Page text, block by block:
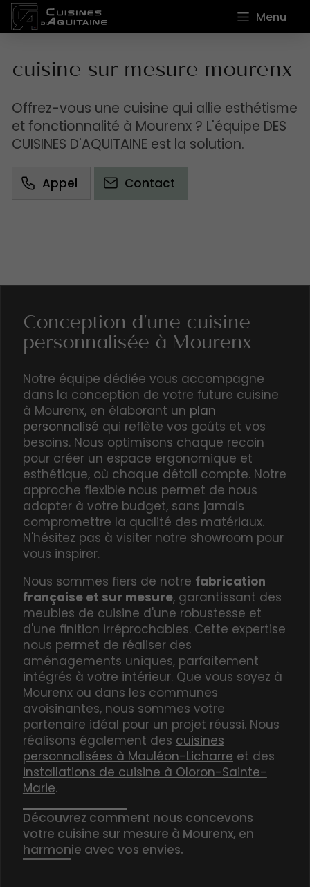
Menu
cuisine sur mesure mourenx
Offrez-vous une cuisine qui allie esthétisme
et fonctionnalité à Mourenx ? L'équipe DES
CUISINES D'AQUITAINE est la solution.
Appel Contact
Conception d'une cuisine
personnalisée à Mourenx
Notre équipe dédiée vous accompagne
dans la conception de votre future cuisine
à Mourenx, en élaborant un plan
personnalisé qui reflète vos goûts et vos
besoins. Nous optimisons chaque recoin
pour créer un espace ergonomique et
esthétique, où chaque détail compte. Notre
approche flexible nous permet de nous
adapter à votre budget, sans jamais
compromettre la qualité des matériaux.
N'hésitez pas à visiter notre showroom pour
vous inspirer.
Nous sommes fiers de notre fabrication
française et sur mesure, garantissant des
meubles de cuisine d'une robustesse et
d'une finition irréprochables. Cette expertise
nous permet de réaliser des
aménagements uniques, parfaitement
intégrés à votre intérieur. Que vous soyez à
Mourenx ou dans les communes
avoisinantes, nous sommes votre
partenaire idéal pour un projet réussi. Nous
réalisons également des cuisines
personnalisées à Mauléon-Licharre et des
installations de cuisine à Oloron-Sainte-
Marie.
Découvrez comment nous concevons
votre cuisine sur mesure à Mourenx, en
harmonie avec vos envies.